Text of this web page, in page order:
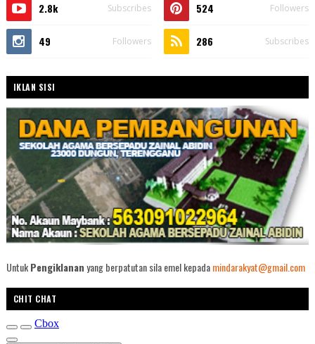
2.8k Subscribes 524 Followers
49 Followers 286 Subscribes
IKLAN SISI
UntukPengiklananyang berpatutan sila emel kepadamindarakyat@gmail.com
CHIT CHAT